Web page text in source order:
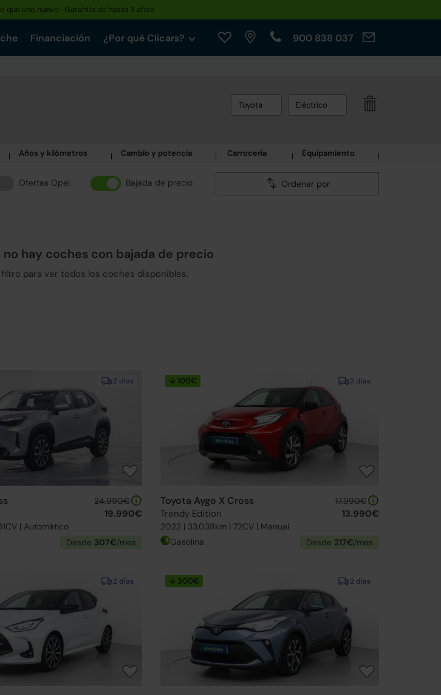
que uno nuevo · Garantía de hasta 3 años
Financiación ¿Por qué Clicars? 900 838 037
Toyota Eléctrico
Años y kilómetros Cambio y potencia Carrocería Equipamiento
Ofertas Opel Bajada de precio Ordenar por
hay coches con bajada de precio
para ver todos los coches disponibles.
2 días
| Automático
24.990€
19.990€
Desde 307€/mes
2 días
↓ 100€
Toyota Aygo X Cross
Trendy Edition
2022 | 33.038km | 72CV | Manual
17.990€
13.990€
Gasolina Desde 217€/mes
2 días 2 días
↓ 300€